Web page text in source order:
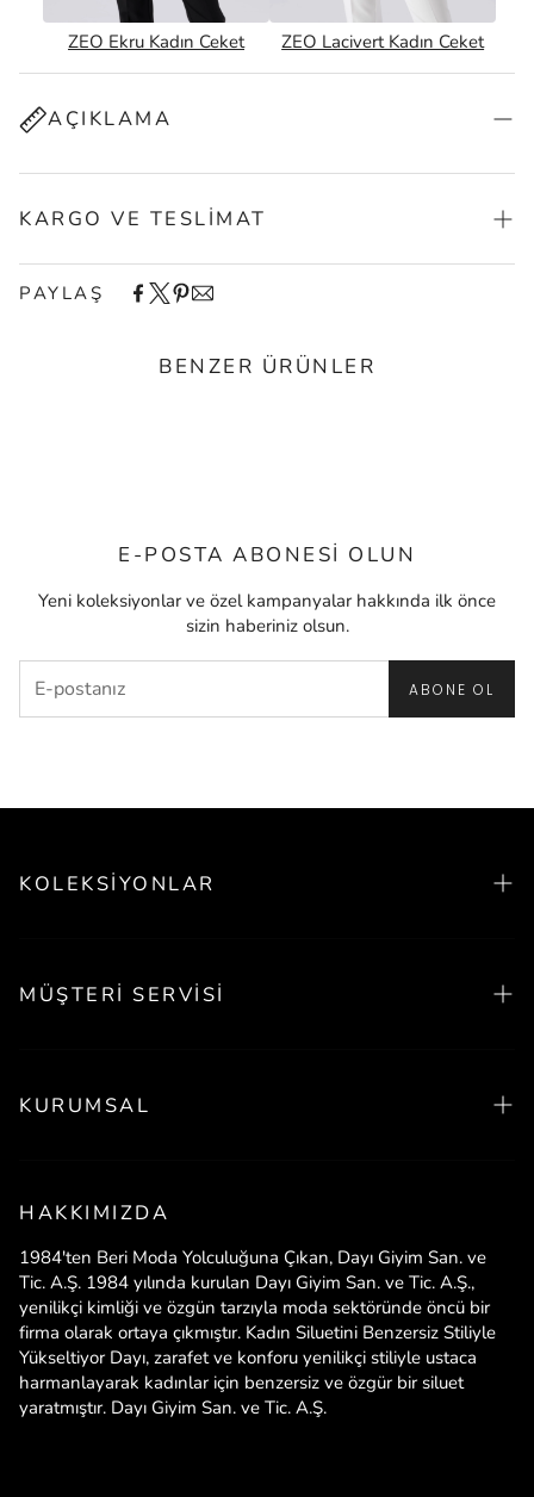
ZEO Ekru Kadın Ceket ZEO Lacivert Kadın Ceket
AÇIKLAMA
KARGO VE TESLIMAT
PAYLAŞ
BENZER ÜRÜNLER
E-POSTA ABONESI OLUN
Yeni koleksiyonlar ve özel kampanyalar hakkında ilk önce
sizin haberiniz olsun.
ABONE OL
KOLEKSIYONLAR
Tüm Abiyeler
Tüm Ofis Takımı
MÜŞTERI SERVISI
Müşteri Servisi
Yasal Uyarı
KURUMSAL
İletişim
Sıkça Sorulan Sorular
Mesafeli Satış Sözleşmesi
Üyelik Sözleşmesi
İptal ve İade Politikası
HAKKIMIZDA
1984'ten Beri Moda Yolculuğuna Çıkan, Dayı Giyim San. ve
Tic. A.Ş. 1984 yılında kurulan Dayı Giyim San. ve Tic. A.Ş.,
yenilikçi kimliği ve özgün tarzıyla moda sektöründe öncü bir
firma olarak ortaya çıkmıştır. Kadın Siluetini Benzersiz Stiliyle
Yükseltiyor Dayı, zarafet ve konforu yenilikçi stiliyle ustaca
harmanlayarak kadınlar için benzersiz ve özgür bir siluet
yaratmıştır. Dayı Giyim San. ve Tic. A.Ş.